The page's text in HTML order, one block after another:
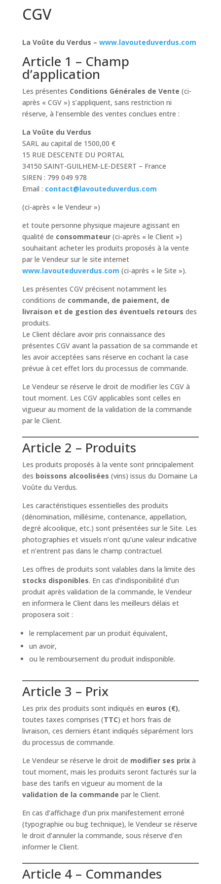
CGV
La Voûte du Verdus – www.lavouteduverdus.com
Article 1 – Champ
d’application
Les présentes Conditions Générales de Vente (ci-
après « CGV ») s’appliquent, sans restriction ni
réserve, à l’ensemble des ventes conclues entre :
La Voûte du Verdus
SARL au capital de 1500,00 €
15 RUE DESCENTE DU PORTAL
34150 SAINT-GUILHEM-LE-DESERT – France
SIREN : 799 049 978
Email : contact@lavouteduverdus.com
(ci-après « le Vendeur »)
et toute personne physique majeure agissant en
qualité de consommateur(ci-après « le Client »)
souhaitant acheter les produits proposés à la vente
par le Vendeur sur le site internet
www.lavouteduverdus.com (ci-après « le Site »).
Les présentes CGV précisent notamment les
conditions de commande, de paiement, de
livraison et de gestion des éventuels retours des
produits.
Le Client déclare avoir pris connaissance des
présentes CGV avant la passation de sa commande et
les avoir acceptées sans réserve en cochant la case
prévue à cet effet lors du processus de commande.
Le Vendeur se réserve le droit de modifier les CGV à
tout moment. Les CGV applicables sont celles en
vigueur au moment de la validation de la commande
par le Client.
Article 2 – Produits
Les produits proposés à la vente sont principalement
des boissons alcoolisées (vins) issus du Domaine La
Voûte du Verdus.
Les caractéristiques essentielles des produits
(dénomination, millésime, contenance, appellation,
degré alcoolique, etc.) sont présentées sur le Site. Les
photographies et visuels n’ont qu’une valeur indicative
et n’entrent pas dans le champ contractuel.
Les offres de produits sont valables dans la limite des
stocks disponibles. En cas d’indisponibilité d’un
produit après validation de la commande, le Vendeur
en informera le Client dans les meilleurs délais et
proposera soit :
le remplacement par un produit équivalent,
un avoir,
ou le remboursement du produit indisponible.
Article 3 – Prix
Les prix des produits sont indiqués en euros (€),
toutes taxes comprises (TTC) et hors frais de
livraison, ces derniers étant indiqués séparément lors
du processus de commande.
Le Vendeur se réserve le droit de modifier ses prixà
tout moment, mais les produits seront facturés sur la
base des tarifs en vigueur au moment de la
validation de la commande par le Client.
En cas d’affichage d’un prix manifestement erroné
(typographie ou bug technique), le Vendeur se réserve
le droit d’annuler la commande, sous réserve d’en
informer le Client.
Article 4 – Commandes